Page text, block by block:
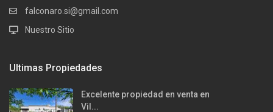
falconaro.si@gmail.com
Nuestro Sitio
Ultimas Propiedades
Excelente propiedad en venta en
Vil...